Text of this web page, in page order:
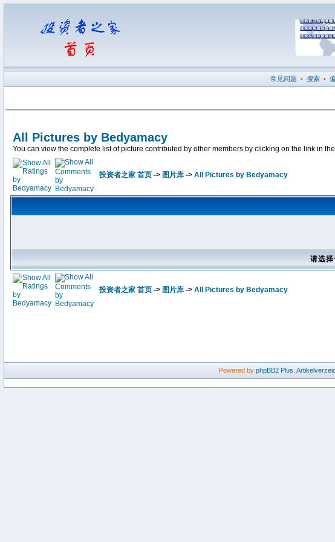
常见问题 • 搜索 •
All Pictures by Bedyamacy
You can view the complete list of picture contributed by other members by clicking on the link in
投资者之家 首页 -> 图片库 -> All Pictures by Bedyamacy
请选
投资者之家 首页 -> 图片库 -> All Pictures by Bedyamacy
Powered by phpBB2 Plus